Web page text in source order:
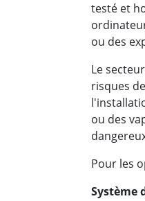
testé et
ou des
Le
risques
ou des
Pour les
Système